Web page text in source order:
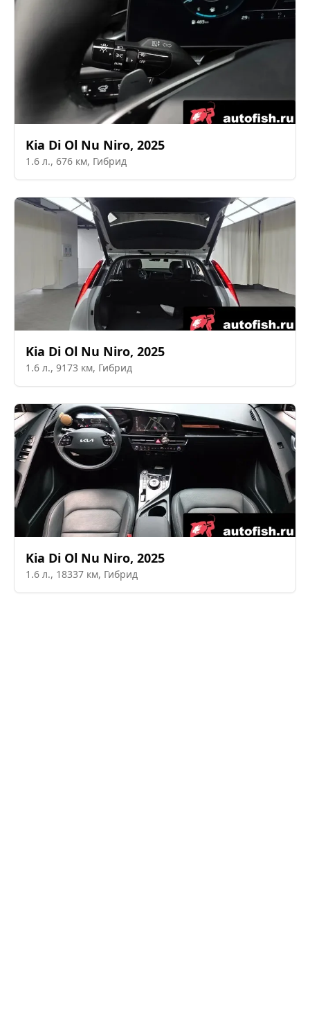
Kia Di Ol Nu Niro, 2025
1.6 л., 676 км, Гибрид
Kia Di Ol Nu Niro, 2025
1.6 л., 9173 км, Гибрид
Kia Di Ol Nu Niro, 2025
1.6 л., 18337 км, Гибрид